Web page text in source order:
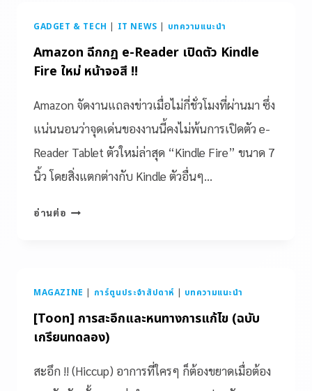
GADGET & TECH IT NEWS บทความแนะนำ
Amazon ฉีกกฏ e-Reader เปิดตัว Kindle
Fire ใหม่ หน้าจอสี !!
Amazon จัดงานแถลงข่าวเมื่อไม่กี่ชั่วโมงที่ผ่านมา ซึ่ง
แน่นนอนว่าจุดเด่นของงานนี้คงไม่พ้นการเปิดตัว e-
Reader Tablet ตัวใหม่ล่าสุด “Kindle Fire” ขนาด 7
นิ้ว โดยสิ่งแตกต่างกับ Kindle ตัวอื่นๆ…
อ่านต่อ
MAGAZINE | การ์ตูนประจำสัปดาห์ | บทความแนะนำ
[Toon] การสะอึกและหนทางการแก้ไข (ฉบับ
เกรียนทดลอง)
สะอึก !! (Hiccup) อาการที่ใครๆ ก็ต้องขยาดเมื่อต้อง